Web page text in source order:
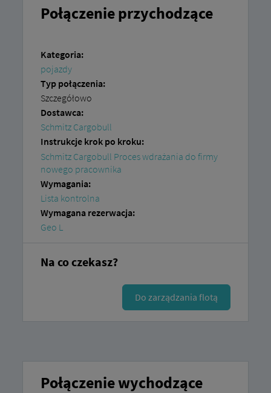
Połączenie przychodzące
Kategoria:
pojazdy
Typ połączenia:
Szczegółowo
Dostawca:
Schmitz Cargobull
Instrukcje krok po kroku:
Schmitz Cargobull Proces wdrażania do firmy
nowego pracownika
Wymagania:
Lista kontrolna
Wymagana rezerwacja:
Geo L
Na co czekasz?
Do zarządzania flotą
Połączenie wychodzące